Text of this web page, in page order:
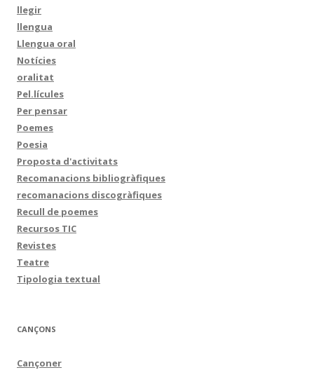
llegir
llengua
Llengua oral
Notícies
oralitat
Pel.lícules
Per pensar
Poemes
Poesia
Proposta d'activitats
Recomanacions bibliogràfiques
recomanacions discogràfiques
Recull de poemes
Recursos TIC
Revistes
Teatre
Tipologia textual
CANÇONS
Cançoner